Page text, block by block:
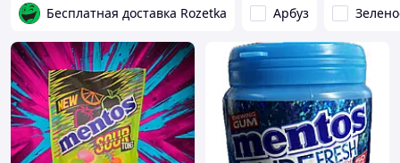
Бесплатная доставка Rozetka Арбуз